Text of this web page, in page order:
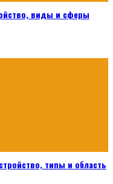
виды и сферы
типы и область